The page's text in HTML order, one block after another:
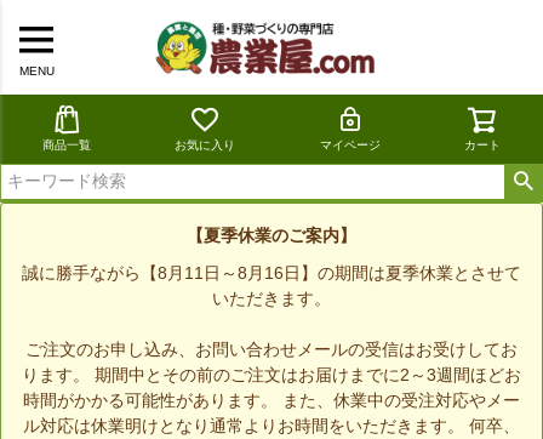
MENU
商品一覧 お気に入り マイページ カート
【夏季休業のご案内】
誠に勝手ながら【8月11日～8月16日】の期間は夏季休業とさせて
いただきます。
ご注文のお申し込み、お問い合わせメールの受信はお受けしてお
ります。 期間中とその前のご注文はお届けまでに2～3週間ほどお
時間がかかる可能性があります。 また、休業中の受注対応やメー
ル対応は休業明けとなり通常よりお時間をいただきます。 何卒、